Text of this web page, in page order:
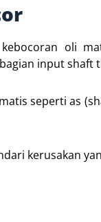
oli
input shaft
seperti as
kerusakan